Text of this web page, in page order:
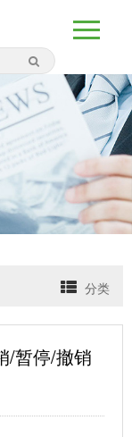
分类
/暂停/撤销